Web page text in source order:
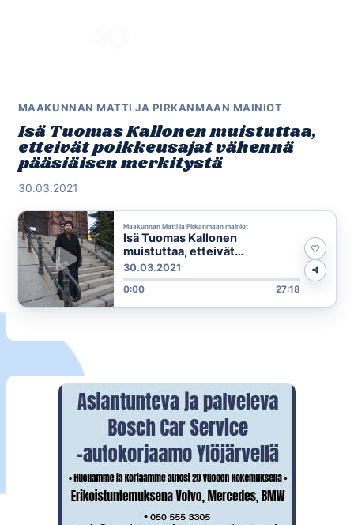
MAAKUNNAN MATTI JA PIRKANMAAN MAINIOT
Isä Tuomas Kallonen muistuttaa,
etteivät poikkeusajat vähennä
pääsiäisen merkitystä
30.03.2021
Maakunnan Matti ja Pirkanmaan mainiot
Isä Tuomas Kallonen
muistuttaa, etteivät
poikkeusajat vähennä
pääsiäisen merkitystä
30.03.2021
0:00 27:18